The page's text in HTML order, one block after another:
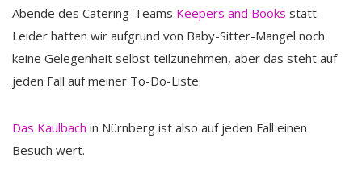
Abende des Catering-Teams Keepers and Books statt.
Leider hatten wir aufgrund von Baby-Sitter-Mangel noch
keine Gelegenheit selbst teilzunehmen, aber das steht auf
jeden Fall auf meiner To-Do-Liste.
Das Kaulbach in Nürnberg ist also auf jeden Fall einen
Besuch wert.